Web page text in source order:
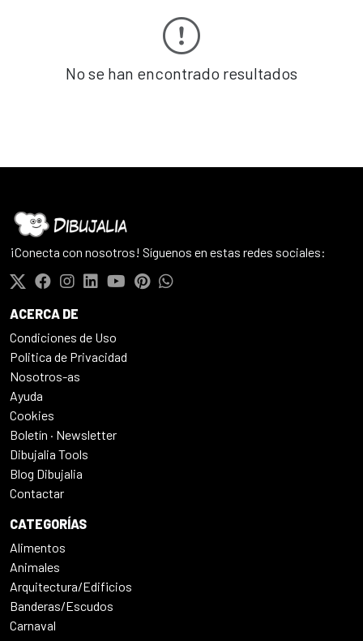
No se han encontrado resultados
¡Conecta con nosotros! Síguenos en estas redes sociales:
ACERCA DE
Condiciones de Uso
Politica de Privacidad
Nosotros-as
Ayuda
Cookies
Boletín · Newsletter
Dibujalia Tools
Blog Dibujalia
Contactar
CATEGORÍAS
Alimentos
Animales
Arquitectura/Edificios
Banderas/Escudos
Carnaval